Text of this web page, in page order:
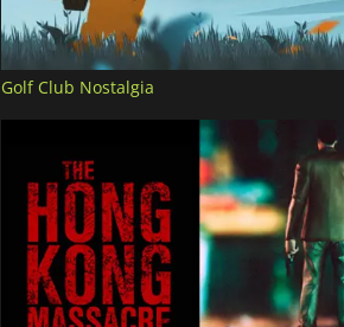
Golf Club Nostalgia